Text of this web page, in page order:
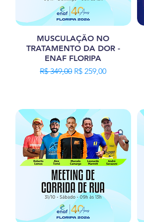
MUSCULAÇÃO NO
TRATAMENTO DA DOR -
ENAF FLORIPA
Preço normal
R$ 349,00 Preço promocional
R$ 259,00